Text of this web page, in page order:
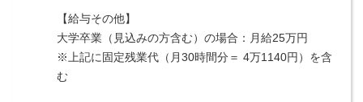
【給与その他】
大学卒業（見込みの方含む）の場合：月給25万円
※上記に固定残業代（月30時間分＝ 4万1140円）を含
む